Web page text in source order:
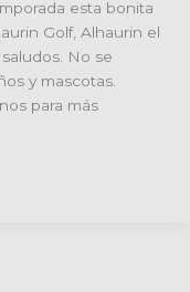
esta bonita
Golf, Alhaurin el
No se
y mascotas.
para más